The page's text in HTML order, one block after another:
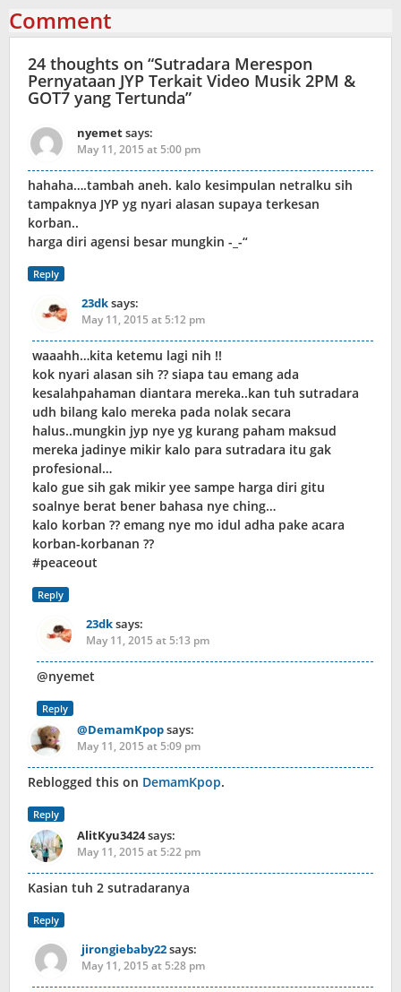
Comment
24 thoughts on “Sutradara Merespon
Pernyataan JYP Terkait Video Musik 2PM &
GOT7 yang Tertunda”
nyemetsays:
May 11, 2015 at 5:00 pm
hahaha….tambah aneh. kalo kesimpulan netralku sih
tampaknya JYP yg nyari alasan supaya terkesan
korban..
harga diri agensi besar mungkin -_-“
Reply
23dksays:
May 11, 2015 at 5:12 pm
waaahh…kita ketemu lagi nih !!
kok nyari alasan sih ?? siapa tau emang ada
kesalahpahaman diantara mereka..kan tuh sutradara
udh bilang kalo mereka pada nolak secara
halus..mungkin jyp nye yg kurang paham maksud
mereka jadinye mikir kalo para sutradara itu gak
profesional…
kalo gue sih gak mikir yee sampe harga diri gitu
soalnye berat bener bahasa nye ching…
kalo korban ?? emang nye mo idul adha pake acara
korban-korbanan ??
#peaceout
Reply
23dksays:
May 11, 2015 at 5:13 pm
@nyemet
Reply
@DemamKpopsays:
May 11, 2015 at 5:09 pm
Reblogged this on DemamKpop.
Reply
AlitKyu3424says:
May 11, 2015 at 5:22 pm
Kasian tuh 2 sutradaranya
Reply
jirongiebaby22says:
May 11, 2015 at 5:28 pm